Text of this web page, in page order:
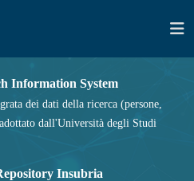
Information System
dei dati della ricerca (persone,
dall'Università degli Studi
Insubria